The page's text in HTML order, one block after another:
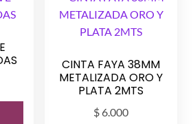
CINTA FAYA 38MM
METALIZADA ORO Y
PLATA 2MTS
$ 6.000